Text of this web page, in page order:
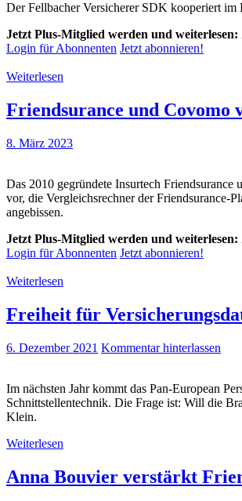
Der Fellbacher Versicherer SDK kooperiert im
Jetzt Plus-Mitglied werden und
Login für Abonnenten Jetzt abonnieren!
Weiterlesen
Friendsurance und Covomo
8. März 2023
Das 2010 gegründete Insurtech
vor, die Vergleichsrechner der Friendsurance-
angebissen.
Jetzt Plus-Mitglied werden und
Login für Abonnenten Jetzt abonnieren!
Weiterlesen
Freiheit für
6. Dezember 2021 Kommentar hinterlassen
Im nächsten Jahr kommt das Pan-European
Schnittstellentechnik. Die Frage ist: Will die
Klein.
Weiterlesen
Anna Bouvier verstärkt